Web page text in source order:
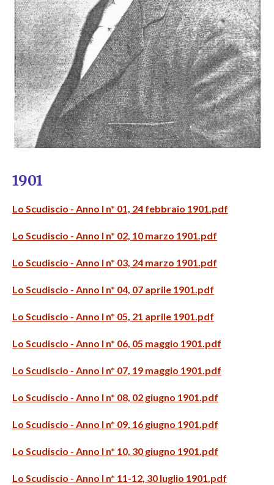
1901
Lo Scudiscio - Anno I n* 01, 24 febbraio 1901.pdf
Lo Scudiscio - Anno I n* 02, 10 marzo 1901.pdf
Lo Scudiscio - Anno I n* 03, 24 marzo 1901.pdf
Lo Scudiscio - Anno I n* 04, 07 aprile 1901.pdf
Lo Scudiscio - Anno I n* 05, 21 aprile 1901.pdf
Lo Scudiscio - Anno I n* 06, 05 maggio 1901.pdf
Lo Scudiscio - Anno I n* 07, 19 maggio 1901.pdf
Lo Scudiscio - Anno I n* 08, 02 giugno 1901.pdf
Lo Scudiscio - Anno I n* 09, 16 giugno 1901.pdf
Lo Scudiscio - Anno I n* 10, 30 giugno 1901.pdf
Lo Scudiscio - Anno I n* 11-12, 30 luglio 1901.pdf